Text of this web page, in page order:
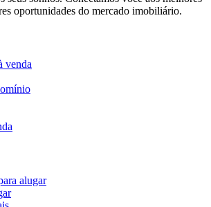
oportunidades do mercado imobiliário.
venda
alugar